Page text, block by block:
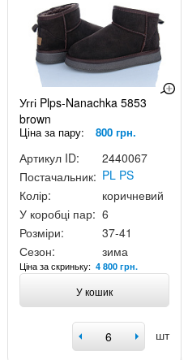
Уггі Plps-Nanachka 5853
brown
Ціна за пару: 800 грн.
Артикул ID:
2440067
Постачальник: PL PS
Колір:
коричневий
У коробці пар: 6
Розміри:
37-41
Сезон:
зима
Ціна за скриньку: 4 800 грн.
У кошик
шт